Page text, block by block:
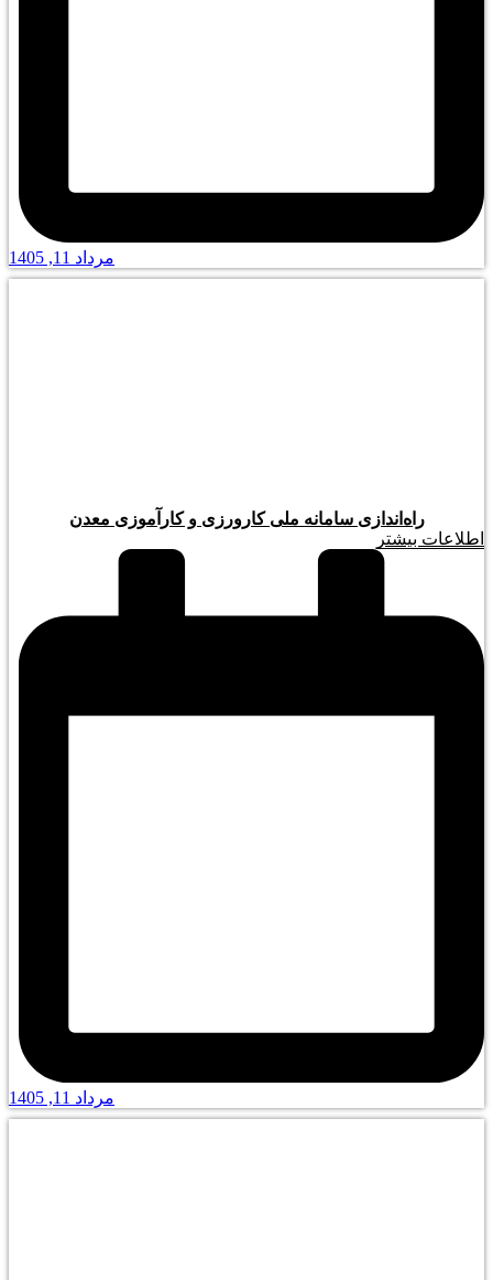
مرداد 11, 1405
راه‌اندازی سامانه ملی کارورزی و کارآموزی معدن
اطلاعات بیشتر
مرداد 11, 1405